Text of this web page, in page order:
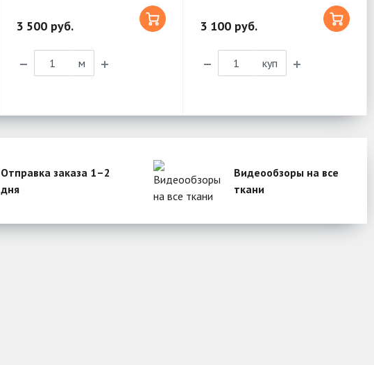
3 500 руб.
м
3 100 руб.
куп
Отправка заказа 1–2
дня
Видеообзоры на все
ткани